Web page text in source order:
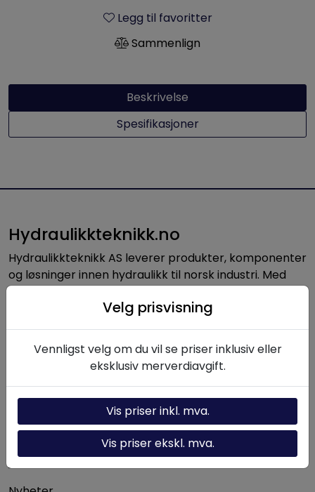
Legg til favoritter
Sammenlign
Beskrivelse
Spesifikasjoner
Hydraulikkteknikk.no
Hydraulikkteknikk AS leverer produkter, komponenter
og løsninger innen hydraulikk til norsk industri. Med
lang erfaring og solid fagkompetanse bistår vi kunder
med alt fra enkeltkomponenter til komplette
hydrauliske systemer.
Nyttige linker
Hydraulikk-kalkulator
Om oss
Velg prisvisning
Vennligst velg om du vil se priser inklusiv eller
eksklusiv merverdiavgift.
Vis priser inkl. mva.
Vis priser ekskl. mva.